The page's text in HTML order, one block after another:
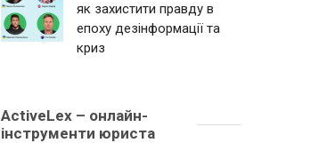
як захистити правду в
епоху дезінформації та
криз
ActiveLex – онлайн-
інструменти юриста